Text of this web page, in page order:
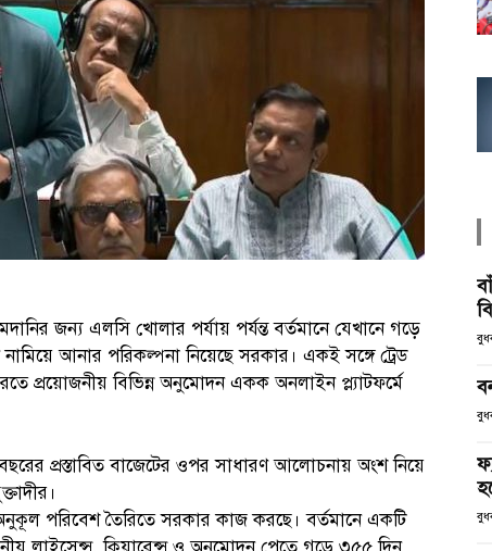
জন্য এলসি খোলার পর্যায় পর্যন্ত বর্তমানে যেখানে গড়ে
আনার পরিকল্পনা নিয়েছে সরকার। একই সঙ্গে ট্রেড
বিভিন্ন অনুমোদন একক অনলাইন প্ল্যাটফর্মে
প্রস্তাবিত বাজেটের ওপর সাধারণ আলোচনায় অংশ নিয়ে
পরিবেশ তৈরিতে সরকার কাজ করছে। বর্তমানে একটি